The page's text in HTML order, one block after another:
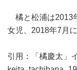
橘と松浦は2013
女児、2018年7月
引用：「橘慶太」